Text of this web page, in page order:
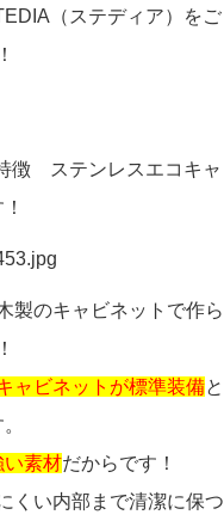
（ステディア）をご
徴 ステンレスエコキャ
製のキャビネットで作ら
ャビネットが標準装備と
い素材だからです！
くい内部まで清潔に保つ